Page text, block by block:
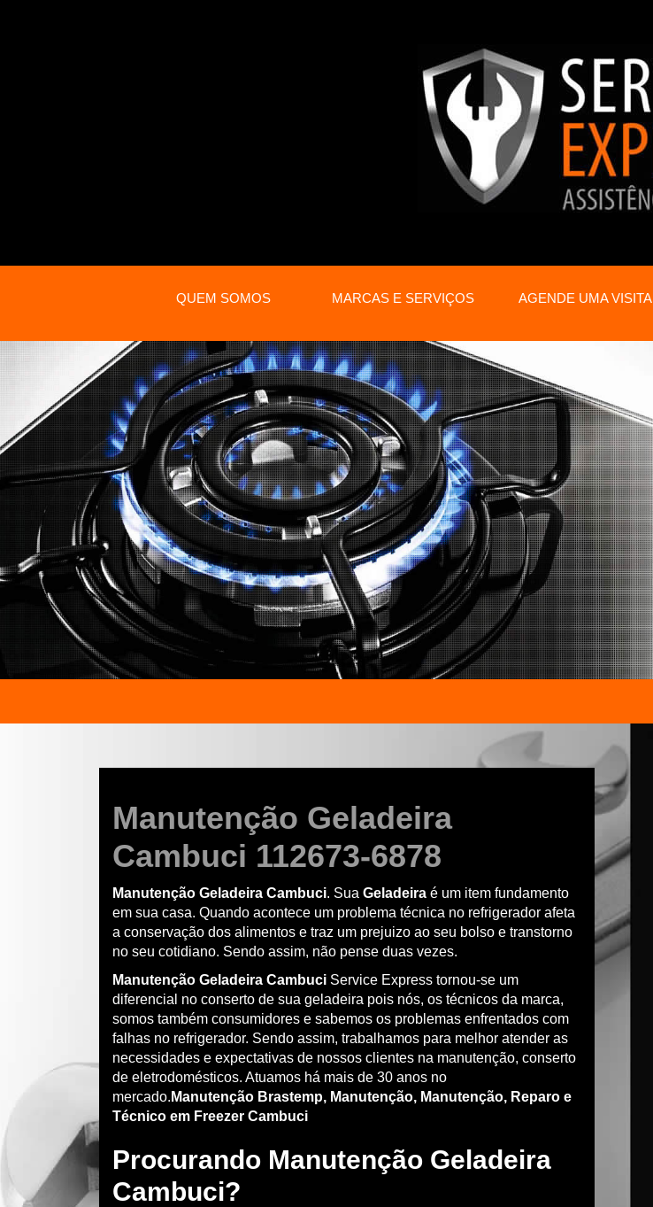
QUEM SOMOS MARCAS E SERVIÇOS AGENDE UMA VISITA
Manutenção Geladeira
Cambuci 112673-6878
Manutenção Geladeira Cambuci. Sua Geladeira é um item fundamento
em sua casa. Quando acontece um problema técnica no refrigerador afeta
a conservação dos alimentos e traz um prejuizo ao seu bolso e transtorno
no seu cotidiano. Sendo assim, não pense duas vezes.
Manutenção Geladeira Cambuci Service Express tornou-se um
diferencial no conserto de sua geladeira pois nós, os técnicos da marca,
somos também consumidores e sabemos os problemas enfrentados com
falhas no refrigerador. Sendo assim, trabalhamos para melhor atender as
necessidades e expectativas de nossos clientes na manutenção, conserto
de eletrodomésticos. Atuamos há mais de 30 anos no
mercado. Manutenção Brastemp, Manutenção, Manutenção, Reparo e
Técnico em Freezer Cambuci
Procurando Manutenção Geladeira
Cambuci?